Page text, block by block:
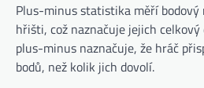
Plus-minus statistika měří bodový
hřišti, což naznačuje jejich
plus-minus naznačuje, že hráč
bodů, než kolik jich dovolí.